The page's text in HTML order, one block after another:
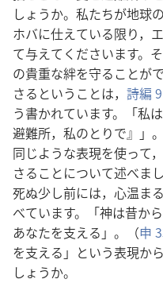
しょうか。 私たちが地球
ホバに仕えている限り，
て与えてくださいます。
の貴重な絆を守ることが
さるということは， 詩編
う書かれています。「私
避難所， 私のとりで』」
同じような表現を使って
さることについて述べま
死ぬ少し前には， 心温まる
べています。「神は昔から
あなたを支える」。（申
を支える」という表現か
しょうか。